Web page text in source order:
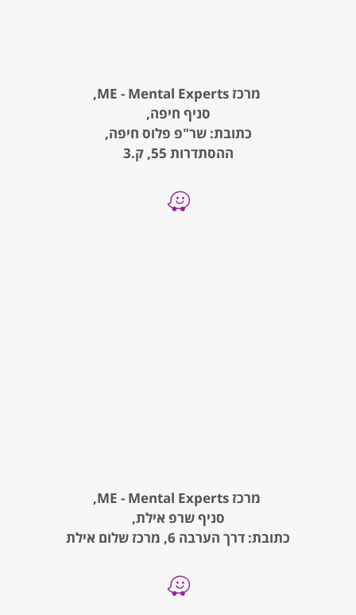
מרכז ME - Mental Experts,
סניף חיפה,
כתובת: שר"פ פלוס חיפה,
ההסתדרות 55, ק.3
מרכז ME - Mental Experts,
סניף שרפ אילת,
כתובת: דרך הערבה 6, מרכז שלום אילת